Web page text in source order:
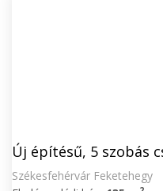
Új építésű, 5 szobás
Székesfehérvár Feketehegy